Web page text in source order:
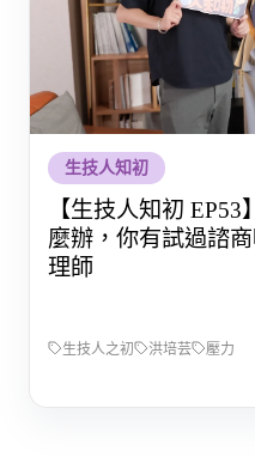
生技人知初
【生技人知初
麼辦，你有試過諮
理師
生技人之初 洪培芸 壓力